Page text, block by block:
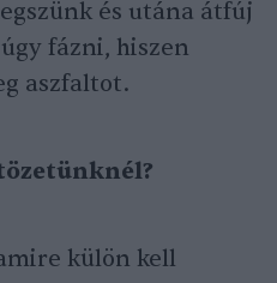
és utána átfúj
fázni, hiszen
aszfaltot.
külön kell